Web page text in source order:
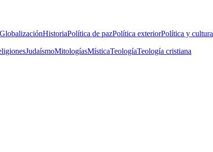
GlobalizaciónHistoriaPolítica de pazPolítica exteriorPolítica y cultura
JudaísmoMitologíasMísticaTeologíaTeología cristiana